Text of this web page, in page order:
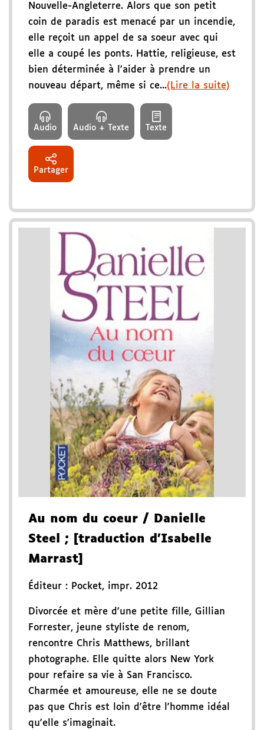
Nouvelle-Angleterre. Alors que son petit
coin de paradis est menacé par un incendie,
elle reçoit un appel de sa soeur avec qui
elle a coupé les ponts. Hattie, religieuse, est
bien déterminée à l'aider à prendre un
nouveau départ, même si ce...(Lire la suite)
Audio Audio + Texte Texte
Partager
Au nom du coeur / Danielle
Steel
; [traduction d'Isabelle
Marrast]
Éditeur : Pocket, impr. 2012
Divorcée et mère d'une petite fille, Gillian
Forrester, jeune styliste de renom,
rencontre Chris Matthews, brillant
photographe. Elle quitte alors New York
pour refaire sa vie à San Francisco.
Charmée et amoureuse, elle ne se doute
pas que Chris est loin d'être l'homme idéal
qu'elle s'imaginait.